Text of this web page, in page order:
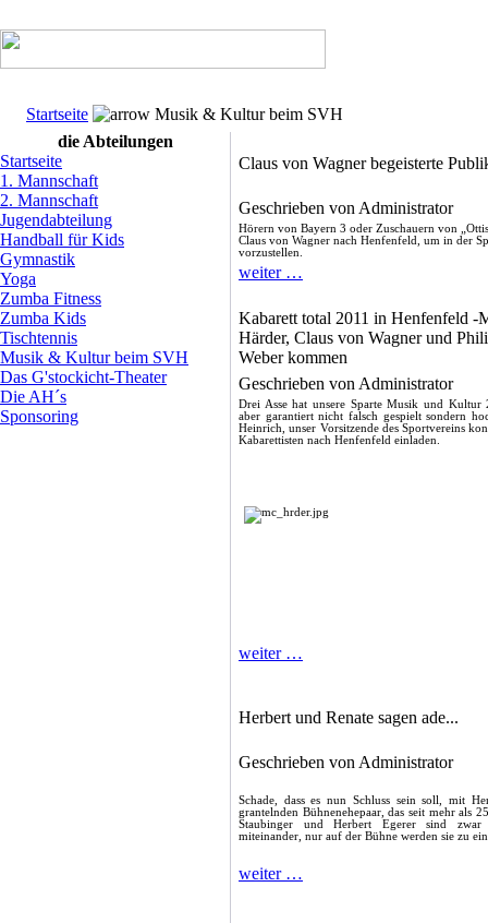
Startseite
Musik & Kultur beim SVH
die Abteilungen
Startseite
1. Mannschaft
2. Mannschaft
Jugendabteilung
Handball für Kids
Gymnastik
Yoga
Zumba Fitness
Zumba Kids
Tischtennis
Musik & Kultur beim SVH
Das G'stockicht-Theater
Die AH´s
Sponsoring
Claus von Wagner begeisterte
Geschrieben von Administrator
Hörern von Bayern 3 oder Zuschauern von
Claus von Wagner nach Henfenfeld, um in der
vorzustellen.
weiter …
Kabarett total 2011 in Henfenfeld -
Härder, Claus von Wagner und
Weber kommen
Geschrieben von Administrator
Drei Asse hat unsere Sparte Musik und
aber garantiert nicht falsch gespielt sondern
Heinrich, unser Vorsitzende des Sportvereins
Kabarettisten nach Henfenfeld einladen.
weiter …
Herbert und Renate sagen ade...
Geschrieben von Administrator
Schade, dass es nun Schluss sein soll, mit
grantelnden Bühnenehepaar, das seit mehr als
Staubinger und Herbert Egerer sind zwar
miteinander, nur auf der Bühne werden sie zu
weiter …